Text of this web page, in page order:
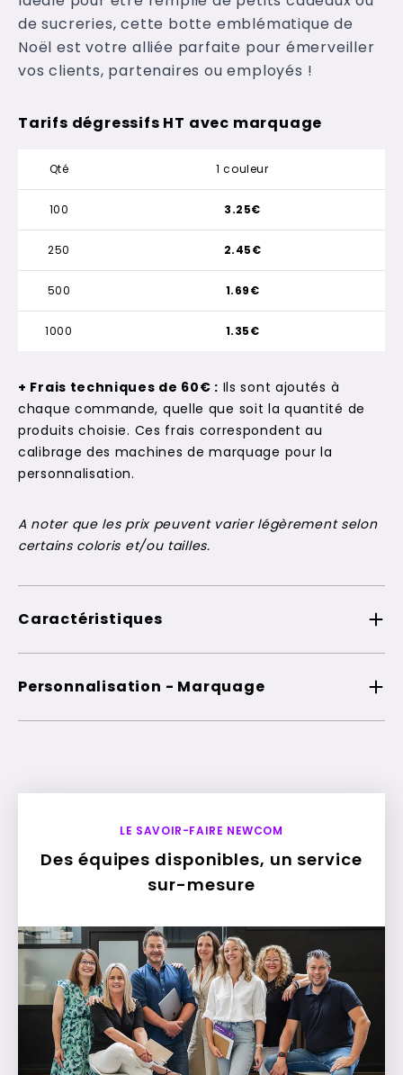
de sucreries, cette botte emblématique de
Noël est votre alliée parfaite pour émerveiller
vos clients, partenaires ou employés !
Tarifs dégressifs HT avec marquage
Qté 1 couleur
100
250
500
1000
3.25€
2.45€
1.69€
1.35€
+ Frais techniques de 60€ : Ils sont ajoutés à
chaque commande, quelle que soit la quantité de
produits choisie. Ces frais correspondent au
calibrage des machines de marquage pour la
personnalisation.
A noter que les prix peuvent varier légèrement selon
certains coloris et/ou tailles.
Caractéristiques
Personnalisation - Marquage
LE SAVOIR-FAIRE NEWCOM
Des équipes disponibles, un service
sur-mesure